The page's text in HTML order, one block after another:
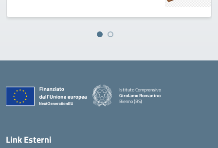
Istituto Comprensivo
Girolamo Romanino
Bienno (BS)
Link Esterni